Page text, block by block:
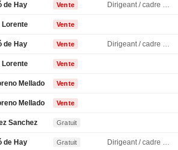
de Hay Vente Dirigeant / cadre principal
Lorente Vente
de Hay Vente Dirigeant / cadre principal
Lorente Vente
Mellado Vente
Mellado Vente
Sanchez Gratuit
de Hay Gratuit Dirigeant / cadre principal